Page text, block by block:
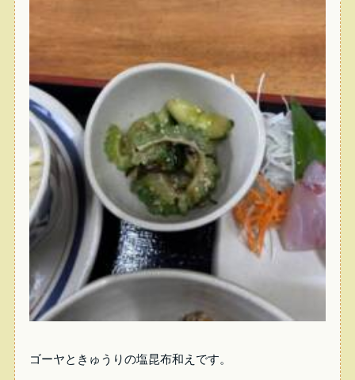
ゴーヤときゅうりの塩昆布和えです。